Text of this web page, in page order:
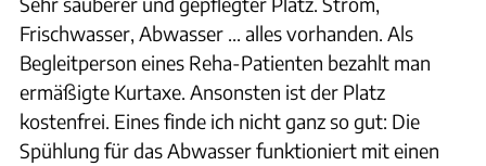
Frischwasser, Abwasser ... alles vorhanden. Als
Begleitperson eines Reha-Patienten bezahlt man
ermäßigte Kurtaxe. Ansonsten ist der Platz
kostenfrei. Eines finde ich nicht ganz so gut: Die
Spühlung für das Abwasser funktioniert mit einen